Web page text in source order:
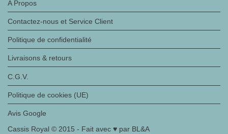
A Propos
Contactez-nous et Service Client
Politique de confidentialité
Livraisons & retours
C.G.V.
Politique de cookies (UE)
Avis Google
Cassis Royal © 2015 - Fait avec ♥ par BL&A